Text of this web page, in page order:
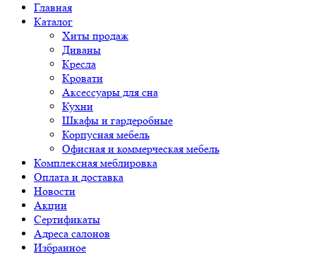
Главная
Каталог
Хиты продаж
Диваны
Кресла
Кровати
Аксессуары для сна
Кухни
Шкафы и гардеробные
Корпусная мебель
Офисная и коммерческая мебель
Комплексная меблировка
Оплата и доставка
Новости
Акции
Сертификаты
Адреса салонов
Избранное